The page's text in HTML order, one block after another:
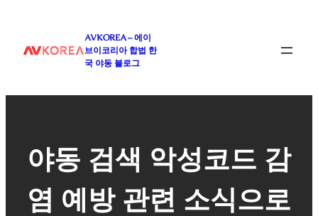
로
AVKOREA – 에이
브이코리아 합법 한
국 야동 블로그
야동 검색 악성코드 감
염 예방 관련 소식으로